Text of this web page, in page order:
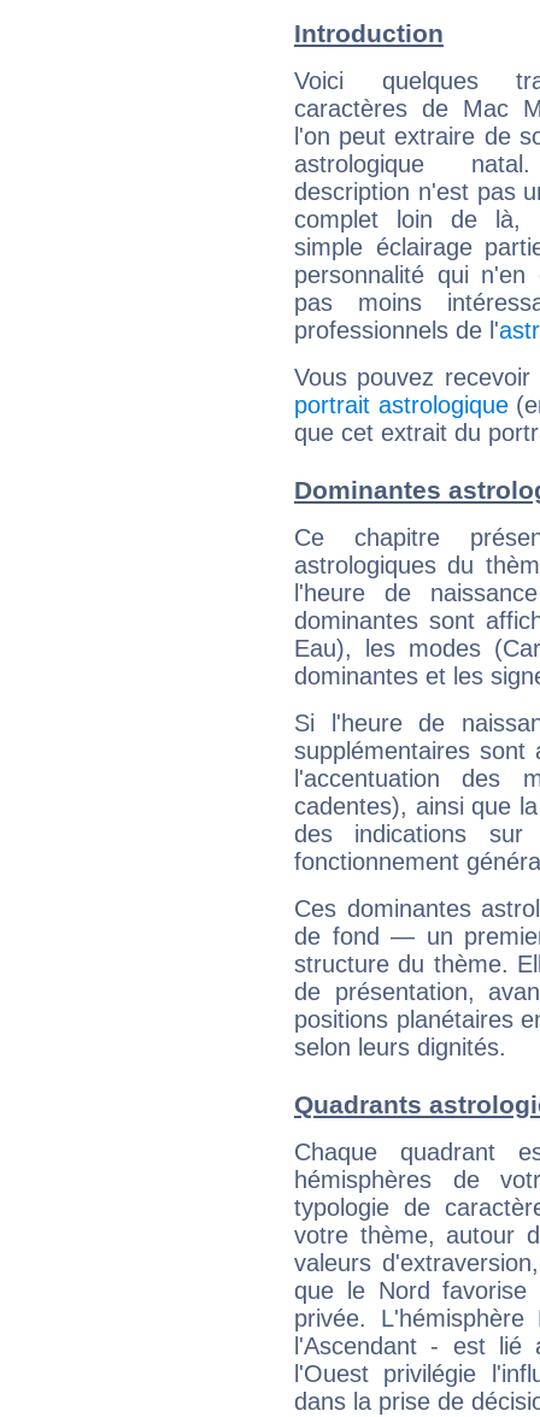
Introduction
Voici quelques
caractères de Mac
l'on peut extraire de
astrologique
description n'est pas
complet loin de là,
simple éclairage
personnalité qui n'en
pas moins
professionnels de l'
Vous pouvez
portrait astrologique
que cet extrait du
Dominantes
Ce chapitre
astrologiques du
l'heure de
dominantes sont
Eau), les modes
dominantes et les
Si l'heure de
supplémentaires sont
l'accentuation des
cadentes), ainsi que
des indications sur
fonctionnement
Ces dominantes
de fond — un
structure du thème.
de présentation,
positions planétaires
selon leurs dignités.
Quadrants
Chaque quadrant
hémisphères de
typologie de
votre thème, autour
valeurs
que le Nord favorise
privée.
l'Ascendant - est
l'Ouest privilégie
dans la prise de